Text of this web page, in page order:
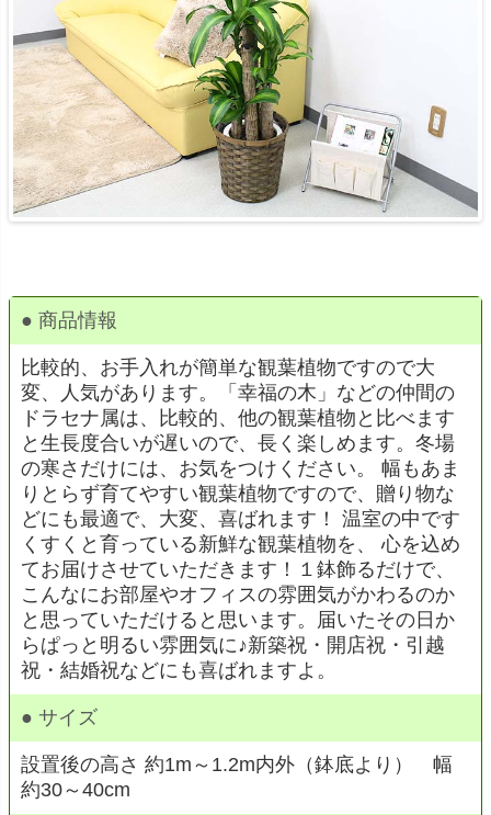
● 商品情報
比較的、お手入れが簡単な観葉植物ですので大
変、人気があります。「幸福の木」などの仲間の
ドラセナ属は、比較的、他の観葉植物と比べます
と生長度合いが遅いので、長く楽しめます。冬場
の寒さだけには、お気をつけください。 幅もあま
りとらず育てやすい観葉植物ですので、贈り物な
どにも最適で、大変、喜ばれます！ 温室の中です
くすくと育っている新鮮な観葉植物を、 心を込め
てお届けさせていただきます！１鉢飾るだけで、
こんなにお部屋やオフィスの雰囲気がかわるのか
と思っていただけると思います。届いたその日か
らぱっと明るい雰囲気に♪新築祝・開店祝・引越
祝・結婚祝などにも喜ばれますよ。
● サイズ
設置後の高さ 約1m～1.2m内外（鉢底より） 幅
約30～40cm